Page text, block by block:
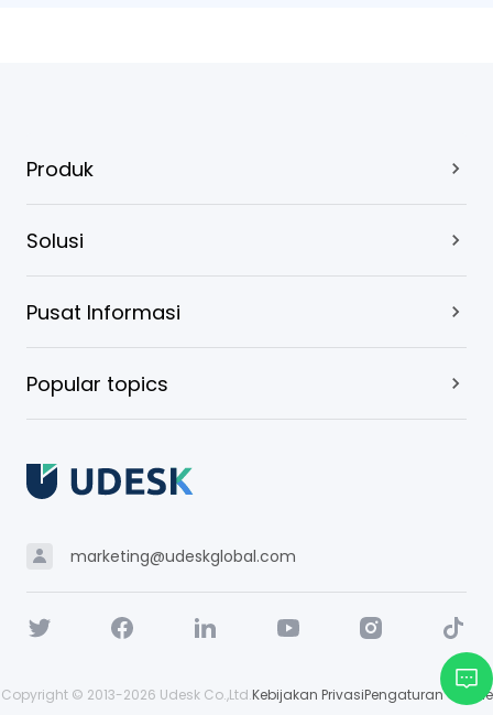
marketing@udeskglobal.com
Produk
Solusi
Pusat Informasi
Popular topics
Copyright © 2013-2026 Udesk Co.,Ltd.Kebijakan PrivasiPengaturan Cookie